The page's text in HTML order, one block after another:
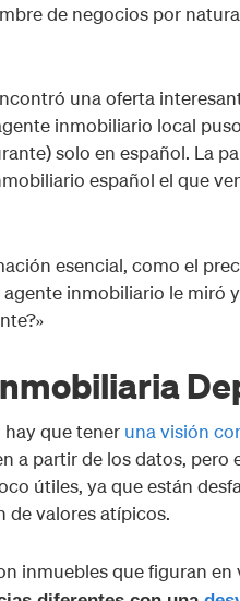
de negocios por
una oferta
inmobiliario local
solo en español. La
español el que
esencial, como el
inmobiliario le miró
hay que teneruna visión
a partir de los datos, pero
útiles, ya que están
de valores atípicos.
inmuebles que figuran en